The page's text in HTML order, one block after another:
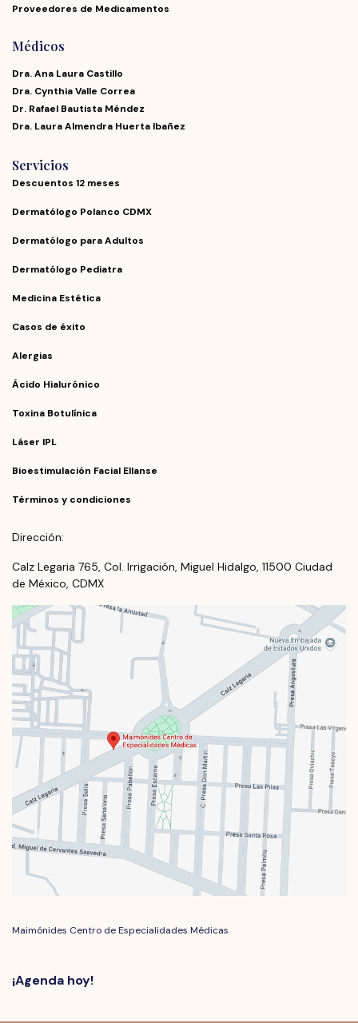
Proveedores de Medicamentos
Médicos
Dra. Ana Laura Castillo
Dra. Cynthia Valle Correa
Dr. Rafael Bautista Méndez
Dra. Laura Almendra Huerta Ibañez
Servicios
Descuentos 12 meses
Dermatólogo Polanco CDMX
Dermatólogo para Adultos
Dermatólogo Pediatra
Medicina Estética
Casos de éxito
Alergias
Ácido Hialurónico
Toxina Botulínica
Láser IPL
Bioestimulación Facial Ellanse
Términos y condiciones
Dirección:
Calz Legaria 765, Col. Irrigación, Miguel Hidalgo, 11500 Ciudad
de México, CDMX
Maimónides Centro de Especialidades Médicas
¡Agenda hoy!